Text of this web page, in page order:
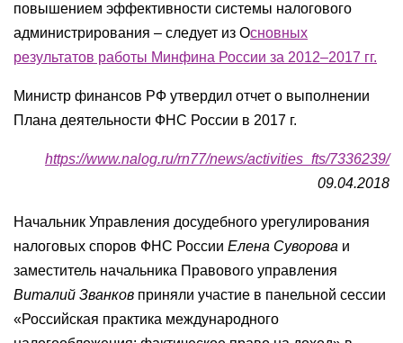
повышением эффективности системы налогового
администрирования – следует из Основных
результатов работы Минфина России за 2012–2017 гг.
Министр финансов РФ утвердил отчет о выполнении
Плана деятельности ФНС России в 2017 г.
https://www.nalog.ru/rn77/news/activities_fts/7336239/
09.04.2018
Начальник Управления досудебного урегулирования
налоговых споров ФНС России Елена Суворова и
заместитель начальника Правового управления
Виталий Званков приняли участие в панельной сессии
«Российская практика международного